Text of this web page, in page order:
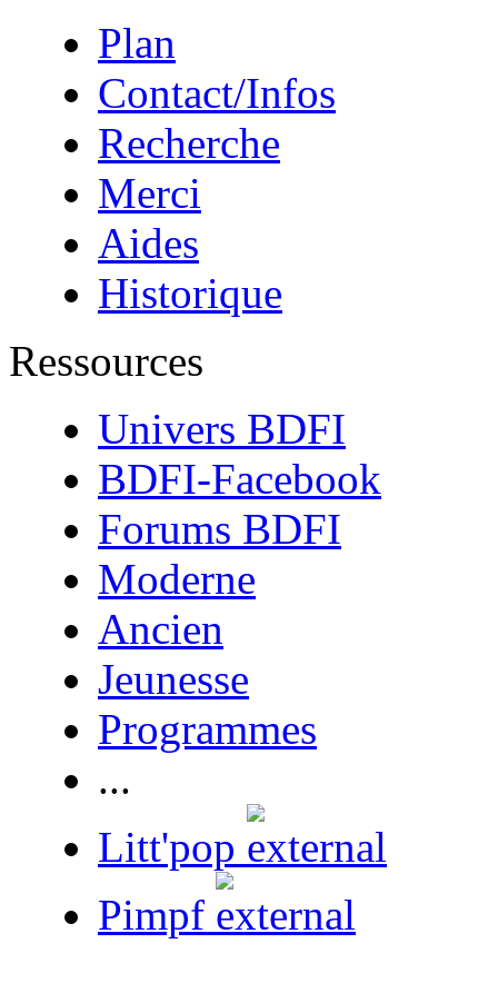
Plan
Contact/Infos
Recherche
Merci
Aides
Historique
Ressources
Univers BDFI
BDFI-Facebook
Forums BDFI
Moderne
Ancien
Jeunesse
Programmes
...
Litt'pop
Pimpf